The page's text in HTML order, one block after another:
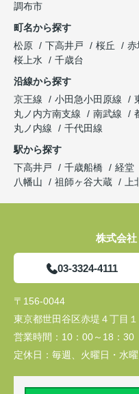
調布市
町名から探す
松原
下高井戸 桜丘 赤
桜上水
千歳台
沿線から探す
京王線
小田急小田原線
丸ノ内方南支線
南武線
丸ノ内線
千代田線
駅から探す
下高井戸
千歳船橋 経堂
八幡山
祖師ヶ谷大蔵 上
株式会
03-3324-4111
〒156-0044
東京都世田谷区赤堤４丁目１
営業時間： 10：00～18：30
定休日： 毎週、火曜日・水